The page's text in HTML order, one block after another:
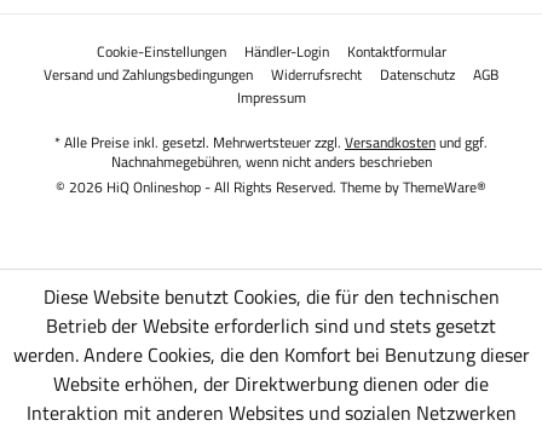
Cookie-Einstellungen Händler-Login
Kontaktformular
Versand und Zahlungsbedingungen
Widerrufsrecht Datenschutz
AGB
Impressum
* Alle Preise inkl. gesetzl. Mehrwertsteuer zzgl. Versandkostenund ggf.
Nachnahmegebühren, wenn nicht anders beschrieben
© 2026 HiQ Onlineshop - All Rights Reserved. Theme byThemeWare®
Diese Website benutzt Cookies, die für den technischen
Betrieb der Website erforderlich sind und stets gesetzt
werden. Andere Cookies, die den Komfort bei Benutzung dieser
Website erhöhen, der Direktwerbung dienen oder die
Interaktion mit anderen Websites und sozialen Netzwerken